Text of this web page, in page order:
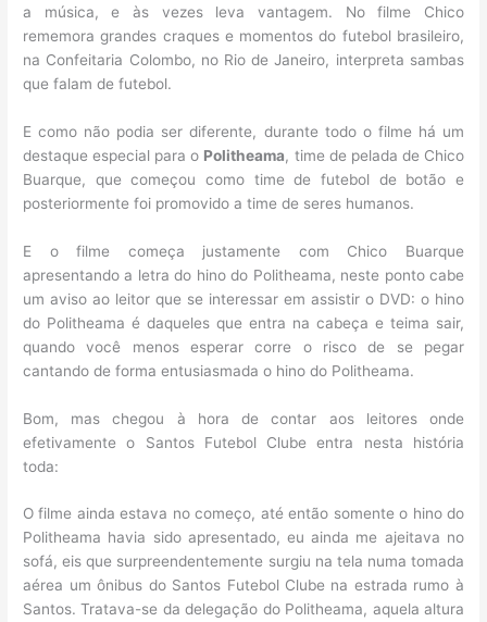
a música, e às vezes leva vantagem. No filme Chico
rememora grandes craques e momentos do futebol brasileiro,
na Confeitaria Colombo, no Rio de Janeiro, interpreta sambas
que falam de futebol.
E como não podia ser diferente, durante todo o filme há um
destaque especial para o Politheama, time de pelada de Chico
Buarque, que começou como time de futebol de botão e
posteriormente foi promovido a time de seres humanos.
E o filme começa justamente com Chico Buarque
apresentando a letra do hino do Politheama, neste ponto cabe
um aviso ao leitor que se interessar em assistir o DVD: o hino
do Politheama é daqueles que entra na cabeça e teima sair,
quando você menos esperar corre o risco de se pegar
cantando de forma entusiasmada o hino do Politheama.
Bom, mas chegou à hora de contar aos leitores onde
efetivamente o Santos Futebol Clube entra nesta história
toda:
O filme ainda estava no começo, até então somente o hino do
Politheama havia sido apresentado, eu ainda me ajeitava no
sofá, eis que surpreendentemente surgiu na tela numa tomada
aérea um ônibus do Santos Futebol Clube na estrada rumo à
Santos. Tratava-se da delegação do Politheama, aquela altura